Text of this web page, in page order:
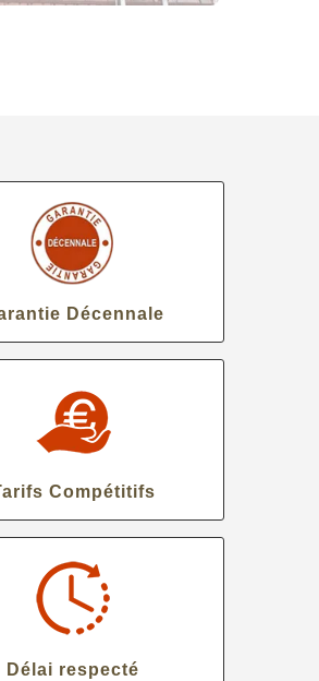
Décennale
Compétitifs
Délai respecté